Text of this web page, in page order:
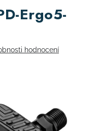
Ergo5-
hodnocení